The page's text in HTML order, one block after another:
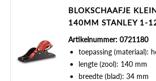
BLOKSCHAAFJE
140MM STANLEY 1-
Artikelnummer: 0721180
toepassing (materiaal):
lengte (zool): 140 mm
breedte (blad): 34 mm